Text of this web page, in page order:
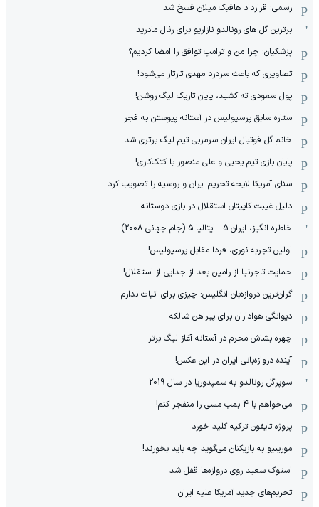
رسمی: قرارداد هافبک میلان فسخ شد
برترین گل های رونالدو نازاریو برای رئال مادرید
پزشکیان: چرا من و ترامپ توافق را امضا کردیم؟
تصاویری که باعث سردرد مهدی تارتار می‌شود!
پول سعودی ته کشید، پایان تاریک لیگ روشن!
ستاره سابق پرسپولیس در آستانه پیوستن به فجر
خانم گل فوتبال ایران سرمربی تیم لیگ برتری شد
پایان بازی تیم یحیی و علی منصور با کتک‌کاری!
سنای آمریکا لایحه تحریم ایران و روسیه را تصویب کرد
دلیل غیبت کاپیتان استقلال در بازی دوستانه
خاطره انگیز، ایران 5 - ایتالیا 5 (جام جهانی 2008)
اولین تجربه نوری، فردا مقابل پرسپولیس!
حمایت تاجرنیا از رامین بعد از جدایی از استقلال!
گران‌ترین دروازه‌بان انگلیس: چیزی برای اثبات ندارم
دیوانگی هواداران برای پیراهن شالکه
چهره بشاش محرم در آستانه آغاز لیگ برتر
آینده دروازه‌بانی ایران در این عکس!
سوپرگل رونالدو به سمپدوریا در سال 2019
می‌خواهم با 4 بمب مسی را منفجر کنم!
پروژه تایفون ترکیه کلید خورد
مورینیو به بازیکنان می‌گوید چه باید بخورند!
استوک سعید روی دروازه‌ها قفل شد
تحریم‌های جدید آمریکا علیه ایران